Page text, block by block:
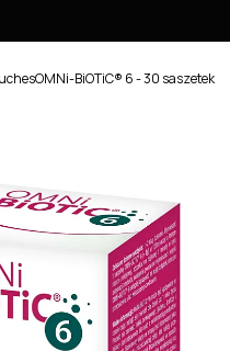
OMNi-BiOTiC® 6 - 30 saszetek